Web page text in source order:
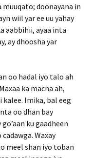
muuqato; doonayana in
wiil yar ee uu yahay
aabbihii, ayaa inta
ay dhoosha yar
oo hadal iyo talo ah
ka macna ah,
kalee. Imika, bal eeg
oo dhan bay
ku gaadheen
Waxay
meel shan iyo toban